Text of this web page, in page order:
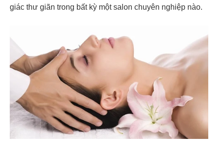
giác thư giãn trong bất kỳ một salon chuyên nghiệp nào.